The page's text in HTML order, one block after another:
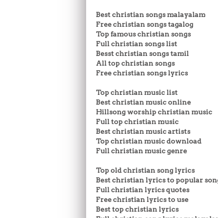
Best christian songs malayalam
Free christian songs tagalog
Top famous christian songs
Full christian songs list
Besst christian songs tamil
All top christian songs
Free christian songs lyrics
Top christian music list
Best christian music online
Hillsong worship christian music
Full top christian music
Best christian music artists
Top christian music download
Full christian music genre
Top old christian song lyrics
Best christian lyrics to popular
Full christian lyrics quotes
Free christian lyrics to use
Best top christian lyrics